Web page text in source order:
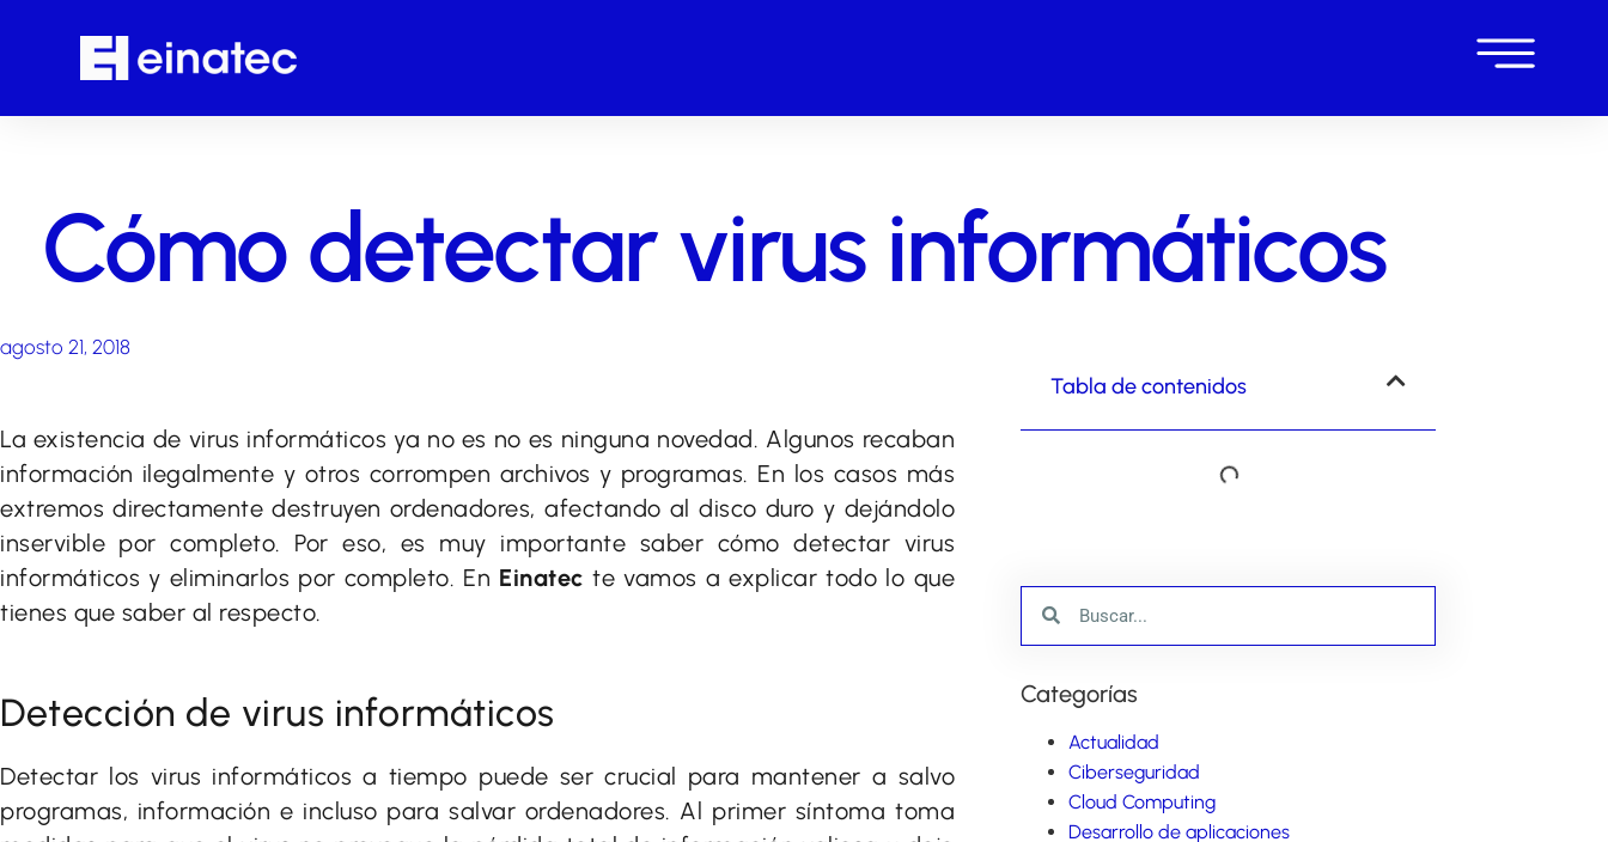
Cómo detectar virus informáticos
agosto 21, 2018
La existencia de virus informáticos ya no es no es ninguna novedad. Algunos recaban
información ilegalmente y otros corrompen archivos y programas. En los casos más
extremos directamente destruyen ordenadores, afectando al disco duro y dejándolo
inservible por completo. Por eso, es muy importante saber cómo detectar virus
informáticos y eliminarlos por completo. En Einatecte vamos a explicar todo lo que
tienes que saber al respecto.
Detección de virus informáticos
Detectar los virus informáticos a tiempo puede ser crucial para mantener a salvo
programas, información e incluso para salvar ordenadores. Al primer síntoma toma
Tabla de contenidos
Categorías
Actualidad
Ciberseguridad
Cloud Computing
Desarrollo de aplicaciones